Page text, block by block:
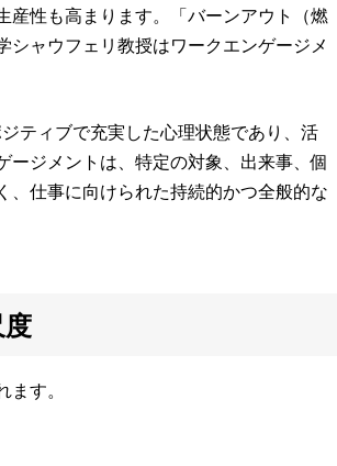
産性も高まります。「バーンアウト（燃
シャウフェリ教授はワークエンゲージメ
ティブで充実した心理状態であり、活
ジメントは、特定の対象、出来事、個
、仕事に向けられた持続的かつ全般的な
ます。